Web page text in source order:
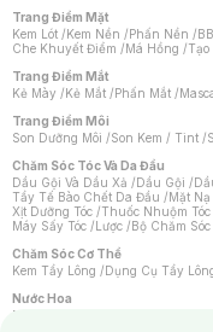
Trang Điểm Mặt
Kem Lót /Kem Nền /Phấn Nền /
Che Khuyết Điểm /Má Hồng /
Trang Điểm Mắt
Kẻ Mày /Kẻ Mắt /Phấn Mắt /
Trang Điểm Môi
Son Dưỡng Môi /Son Kem / Tint /
Chăm Sóc Tóc Và Da Đầu
Dầu Gội Và Dầu Xả /Dầu Gội /
Tẩy Tế Bào Chết Da Đầu /Mặt Nạ
Xịt Dưỡng Tóc /Thuốc Nhuộm Tóc
Máy Sấy Tóc /Lược /Bộ Chăm Sóc
Chăm Sóc Cơ Thể
Kem Tẩy Lông /Dụng Cụ Tẩy
Nước Hoa
Nước Hoa Nữ